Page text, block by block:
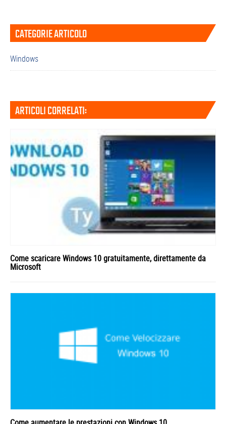
Barra
laterale
primaria
CATEGORIE ARTICOLO
Windows
ARTICOLI CORRELATI:
Come scaricare Windows 10 gratuitamente, direttamente da
Microsoft